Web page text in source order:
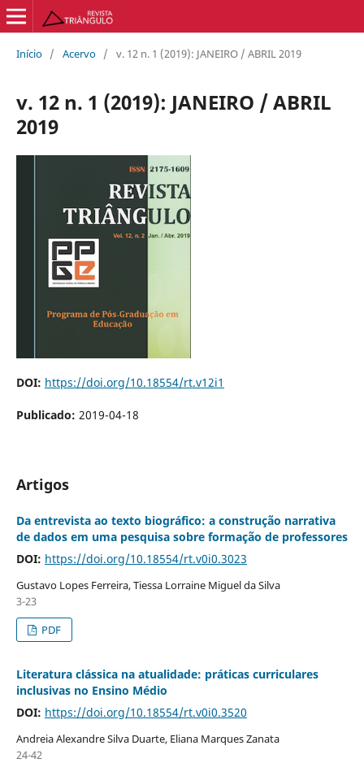
Início / Acervo / v. 12 n. 1 (2019): JANEIRO / ABRIL 2019
v. 12 n. 1 (2019): JANEIRO / ABRIL
2019
DOI: https://doi.org/10.18554/rt.v12i1
Publicado: 2019-04-18
Artigos
Da entrevista ao texto biográfico: a construção narrativa
de dados em uma pesquisa sobre formação de professores
DOI: https://doi.org/10.18554/rt.v0i0.3023
Gustavo Lopes Ferreira, Tiessa Lorraine Miguel da Silva
3-23
PDF
Literatura clássica na atualidade: práticas curriculares
inclusivas no Ensino Médio
DOI: https://doi.org/10.18554/rt.v0i0.3520
Andreia Alexandre Silva Duarte, Eliana Marques Zanata
24-42